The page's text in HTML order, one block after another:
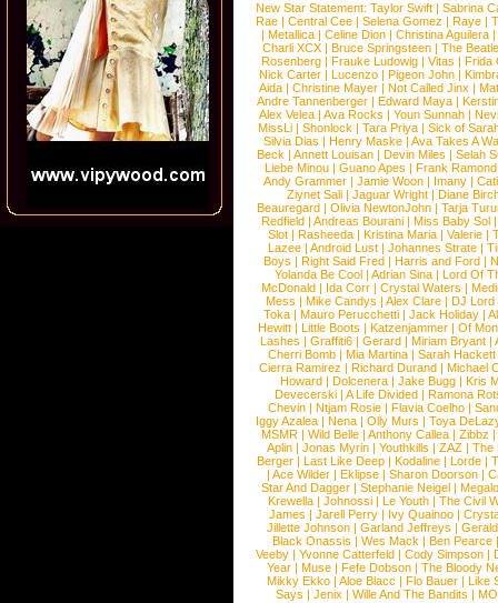
New Star Statement: Taylor Swift | Sabrina
Rae |Central Cee |Selena Gomez |Raye |
| Metallica | Celine Dion | Christina Aguilera |
Charli XCX |Bruce Springsteen |The
Rosenberg | Frauke Ludowig | Vitas | Frida
Nick Carter | Lucenzo | Pigeon John |
Aida |Christine Mayer |Not Called Jinx |
Andre Tannenberger | Edward Maya |
Alex Velea | Ava Rocks | Youn Sunnah |
MissLi | Shonlock | Tara Priya | Sick of
Silvia Dias |Henry Maske |Ava Takes A
Beck |Annett Louisan |Devin Miles |Selah
Liebe Minou |Guano Apes |Frank Ramond
Andy Grammer |Jamie Woon | Imany |
Ziynet Sali |Jaguar Wright |Diane
Beauregard |Olivia NewtonJohn |Tarja
Redfield | Andreas Bourani | Miss Baby Sol
Slot | Rasheeda | Kristina Maria | Valerie |
Lazee | Android Lust | Johannes Strate |
Boys | Right Said Fred | Harris and Ford |
Yolanda Be Cool |Adrian Sina |Lord Of
McDonald | Ida Corr |Crystal Waters |
Mess | Mike Candys | Alex Clare | DJ Lord
Toka | Mauro Perucchetti | Jack Holiday |
Hewitt |Little Boots |Katzenjammer |Of
Lashes |Graffiti6 |Gerard |Miriam Bryant |
Cherri Bomb | Mia Martina | Sarah Hackett
Cierra Ramirez | Richard Durand | Michael
Howard |Dolcenera |Jake Bugg |Kris
Devecerski |A Life Divided |Ramona
Chevin |Ntjam Rosie |Flavia Coelho |
Iggy Azalea | Nena | Olly Murs | Toya
MSMR |Wild Belle |Anthony Callea |Zibbz
Aplin | Jonas Myrin | Youthkills | ZAZ | The
Berger |Last Like Deep |Kodaline |Lorde |
|Ace Wilder |Eklipse |Sharon Doorson |
Star And Dagger | Stephanie Neigel |
Krewella | Johnossi | Le Youth | The Civil
James | Jarell Perry | Ivy Quainoo |
Jillette Johnson | Garland Jeffreys |
Black Onassis | Wes Mack | Ben Pearce
Veeby | Yvonne Catterfeld | Cody Simpson |
Year |Muse |Fefe Dobson |The Bloody
Mikky Ekko | Aloe Blacc | Flo Bauer | Like
Says | Jenix | Wille And The Bandits | MO